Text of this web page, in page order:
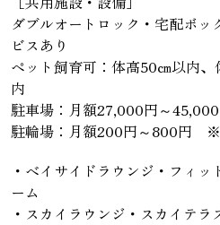
ダブルオートロック・宅配ボッ
ビスあり
ペット飼育可：体高50㎝以内
内
駐車場：月額27,000円～
駐輪場：月額200円～800円
・ベイサイドラウンジ・フィ
ーム
・スカイラウンジ・スカイテ